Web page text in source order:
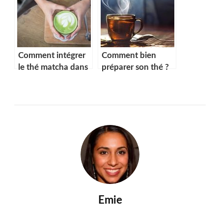
Comment intégrer
le thé matcha dans
Comment bien
préparer son thé ?
Emie